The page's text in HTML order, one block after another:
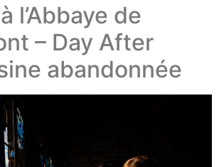
l’Abbaye de
– Day After
abandonnée